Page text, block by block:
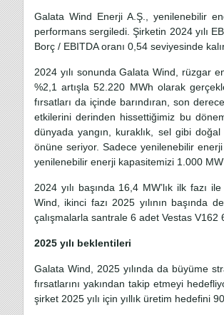
Galata Wind Enerji A.Ş., yenilenebilir
performans sergiledi. Şirketin 2024 yılı
Borç / EBITDA oranı 0,54 seviyesinde
2024 yılı sonunda Galata Wind, rüzgar
%2,1 artışla 52.220 MWh olarak
fırsatları da içinde barındıran, son
etkilerini derinden hissettiğimiz bu
dünyada yangın, kuraklık, sel gibi
önüne seriyor. Sadece yenilenebilir
yenilenebilir enerji kapasitemizi 1.000
2024 yılı başında 16,4 MW’lık ilk fazı
Wind, ikinci fazı 2025 yılının başında
çalışmalarla santrale 6 adet Vestas V162
2025 yılı beklentileri
Galata Wind, 2025 yılında da büyüme
fırsatlarını yakından takip etmeyi
şirket 2025 yılı için yıllık üretim hedefini